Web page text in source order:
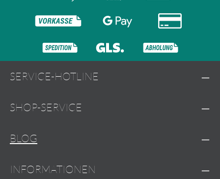
SERVICE-HOTLINE
SHOP-SERVICE
BLOG
INFORMATIONEN